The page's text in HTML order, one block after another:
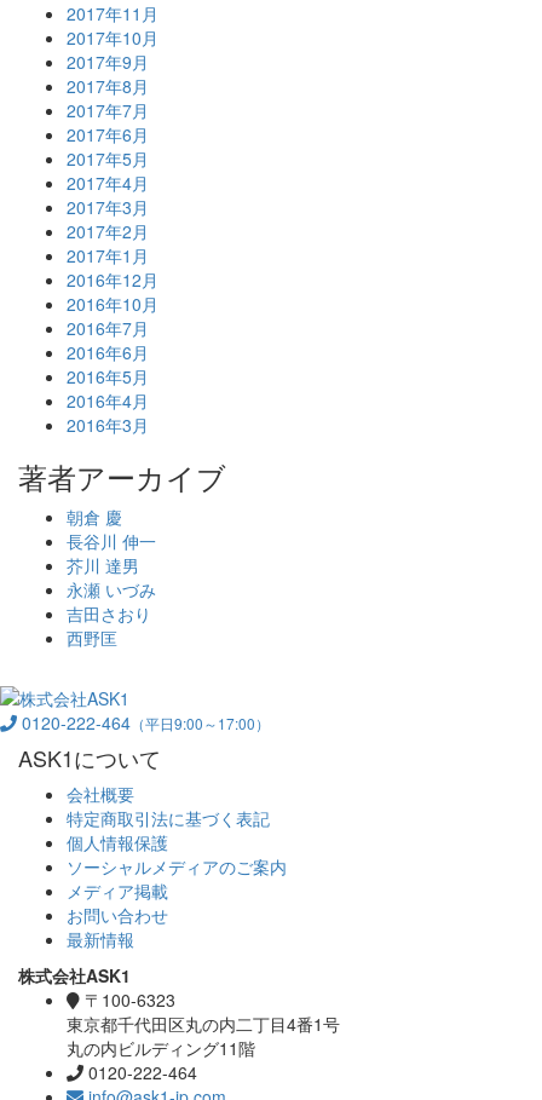
2017年11月
2017年10月
2017年9月
2017年8月
2017年7月
2017年6月
2017年5月
2017年4月
2017年3月
2017年2月
2017年1月
2016年12月
2016年10月
2016年7月
2016年6月
2016年5月
2016年4月
2016年3月
著者アーカイブ
朝倉 慶
長谷川 伸一
芥川 達男
永瀬 いづみ
吉田さおり
西野匡
0120-222-464 （平日9:00～17:00）
ASK1について
会社概要
特定商取引法に基づく表記
個人情報保護
ソーシャルメディアのご案内
メディア掲載
お問い合わせ
最新情報
株式会社ASK1
〒100-6323
東京都千代田区丸の内二丁目4番1号
丸の内ビルディング11階
0120-222-464